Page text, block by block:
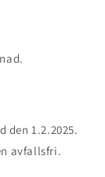
1.2.2025.
avfallsfri.